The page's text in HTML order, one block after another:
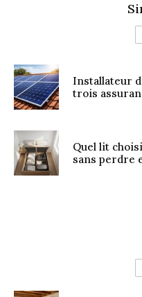
Installateur
trois
Quel lit
sans perdre